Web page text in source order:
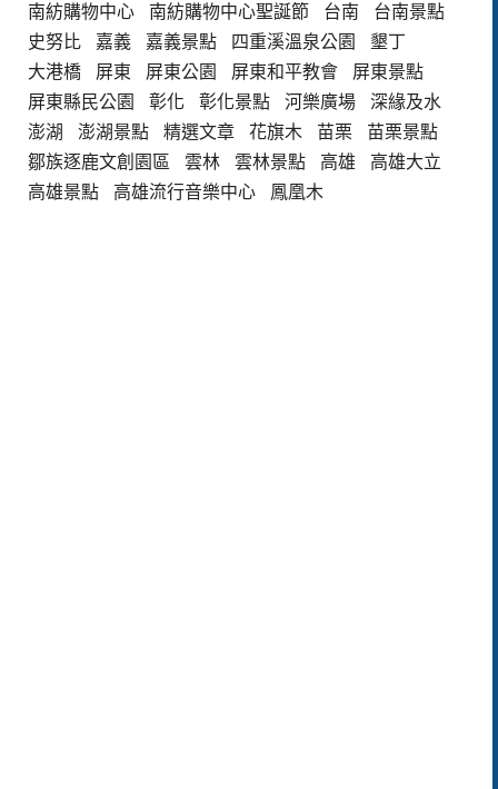
南紡購物中心
南紡購物中心聖誕節 台南
台南景點
史努比
嘉義 嘉義景點 四重溪溫泉公園
墾丁
大港橋
屏東 屏東公園 屏東和平教會
屏東景點
屏東縣民公園
彰化 彰化景點 河樂廣場
深緣及水
澎湖
澎湖景點 精選文章 花旗木 苗栗
苗栗景點
鄒族逐鹿文創園區
雲林 雲林景點 高雄
高雄大立
高雄景點
高雄流行音樂中心 鳳凰木